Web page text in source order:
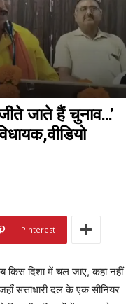
जाते हैं चुनाव…’
Pinterest
किस दिशा में चल जाए, कहा नहीं
सत्ताधारी दल के एक सीनियर